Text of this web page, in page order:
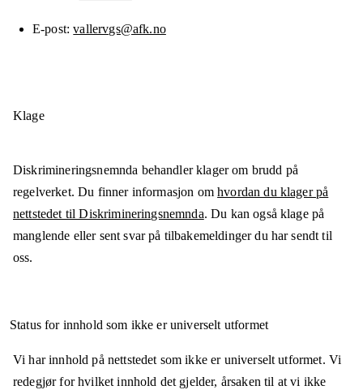
E-post vallervgs@afk.no
Klage
Diskrimineringsnemnda behandler klager om brudd på
regelverket. Du finner informasjon omhvordan du klager på
nettstedet til Diskrimineringsnemnda. Du kan også klage på
manglende eller sent svar på tilbakemeldinger du har sendt til
oss.
Status for innhold som ikke er universelt utformet
Vi har innhold på nettstedet som ikke er universelt utformet. Vi
redegjør for hvilket innhold det gjelder, årsaken til at vi ikke